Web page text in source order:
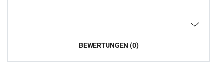
BEWERTUNGEN (0)